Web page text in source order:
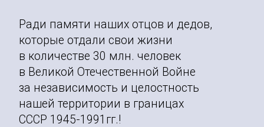
Ради памяти наших отцов и дедов,
которые отдали свои жизни
в количестве 30 млн. человек
в Великой Отечественной Войне
за независимость и целостность
нашей территории в границах
СССР 1945-1991гг.!